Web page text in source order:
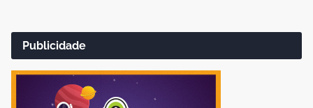
Publicidade